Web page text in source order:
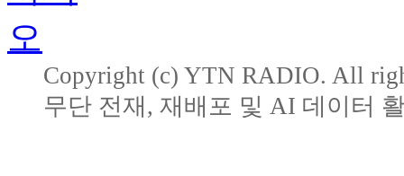
Copyright (c) YTN RADIO. All
무단 전재, 재배포 및 AI 데이터